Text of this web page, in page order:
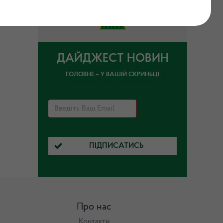
ДАЙДЖЕСТ НОВИН
ГОЛОВНЕ – У ВАШІЙ СКРИНЬЦІ
ПІДПИСАТИСЬ
Про нас